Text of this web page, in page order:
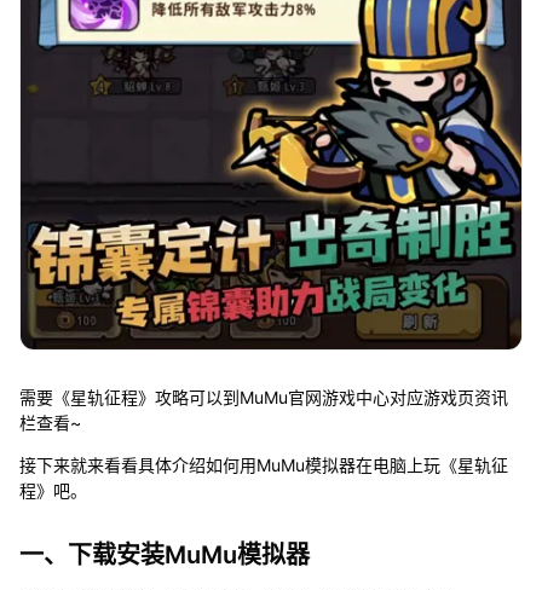
需要《星轨征程》攻略可以到MuMu官网游戏中心对应游戏页资讯
栏查看~
接下来就来看看具体介绍如何用MuMu模拟器在电脑上玩《星轨征
程》吧。
一、下载安装MuMu模拟器